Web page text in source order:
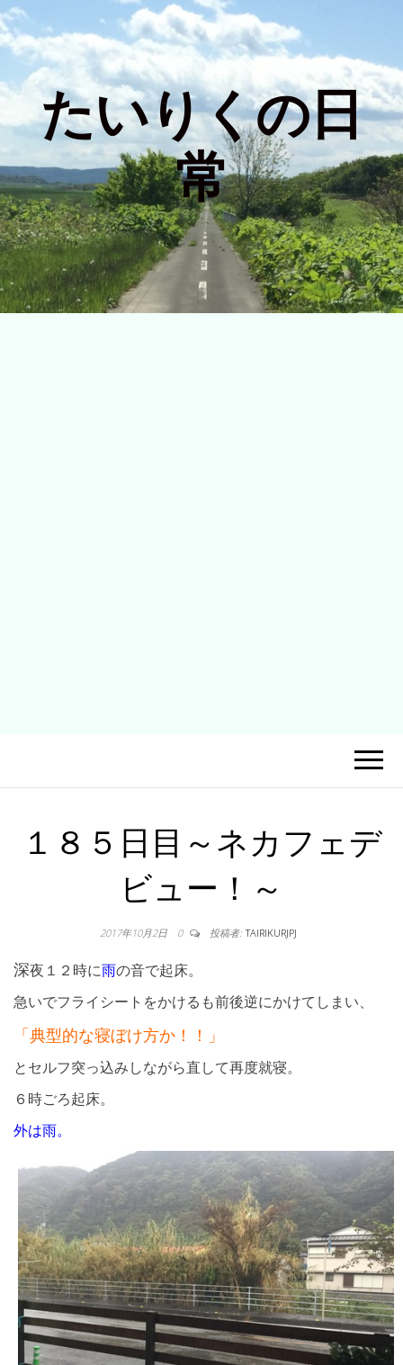
たいりくの日
常
１８５日目～ネカフェデ
ビュー！～
2017年10月2日 0 投稿者: TAIRIKURJPJ
深夜１２時に雨の音で起床。
急いでフライシートをかけるも前後逆にかけてしまい、
「典型的な寝ぼけ方か！！」
とセルフ突っ込みしながら直して再度就寝。
６時ごろ起床。
外は雨。